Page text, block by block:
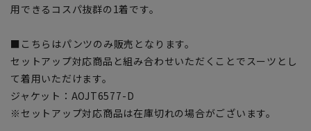
用できるコスパ抜群の1着です。
■こちらはパンツのみ販売となります。
セットアップ対応商品と組み合わせいただくことでスーツとし
て着用いただけます。
ジャケット：AOJT6577-D
※セットアップ対応商品は在庫切れの場合がございます。